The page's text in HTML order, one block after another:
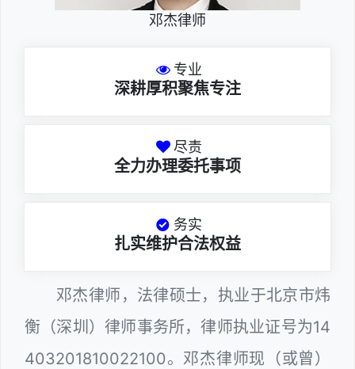
邓杰律师
专业
深耕厚积聚焦专注
尽责
全力办理委托事项
务实
扎实维护合法权益
邓杰律师，法律硕士，执业于北京市炜
衡（深圳）律师事务所，律师执业证号为14
403201810022100。邓杰律师现（或曾）